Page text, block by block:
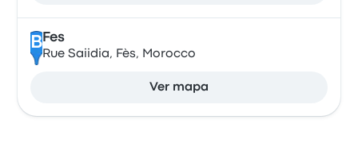
B Fes
Rue Saiidia, Fès, Morocco
Ver mapa